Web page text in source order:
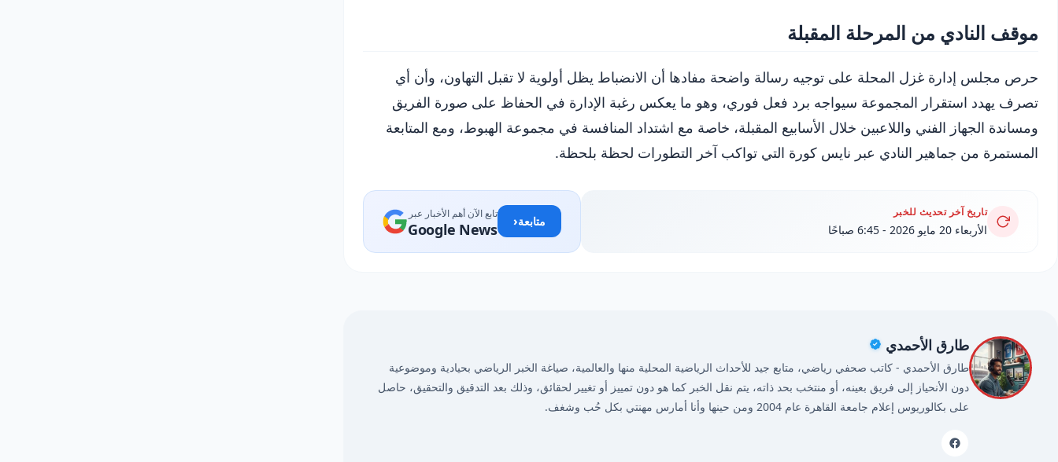
موقف النادي من المرحلة المقبلة
حرص مجلس إدارة غزل المحلة على توجيه رسالة واضحة مفادها أن الانضباط يظل أولوية لا تقبل التهاون، وأن أي
تصرف يهدد استقرار المجموعة سيواجه برد فعل فوري، وهو ما يعكس رغبة الإدارة في الحفاظ على صورة الفريق
ومساندة الجهاز الفني واللاعبين خلال الأسابيع المقبلة، خاصة مع اشتداد المنافسة في مجموعة الهبوط، ومع المتابعة
المستمرة من جماهير النادي عبر نايس كورة التي تواكب آخر التطورات لحظة بلحظة.
تاريخ آخر تحديث للخبر
الأربعاء 20 مايو 2026 - 6:45 صباحًا
تابع الآن أهم الأخبار عبر
Google News متابعة‹
طارق الأحمدي
طارق الأحمدي - كاتب صحفي رياضي، متابع جيد للأحداث الرياضية المحلية منها والعالمية، صياغة الخبر الرياضي بحيادية وموضوعية
دون الأنحياز إلى فريق بعينه، أو منتخب بحد ذاته، يتم نقل الخبر كما هو دون تمييز أو تغيير لحقائق، وذلك بعد التدقيق والتحقيق، حاصل
على بكالوريوس إعلام جامعة القاهرة عام 2004 ومن حينها وأنا أمارس مهنتي بكل حُب وشغف.